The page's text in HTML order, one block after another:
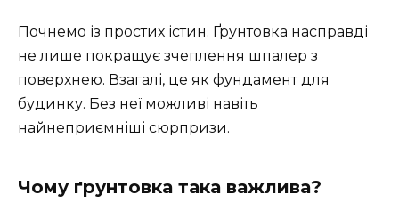
Почнемо із простих істин. Ґрунтовка насправді
не лише покращує зчеплення шпалер з
поверхнею. Взагалі, це як фундамент для
будинку. Без неї можливі навіть
найнеприємніші сюрпризи.
Чому ґрунтовка така важлива?